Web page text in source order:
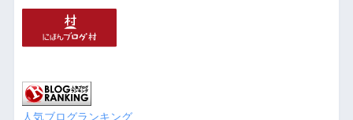
人気ブログランキング